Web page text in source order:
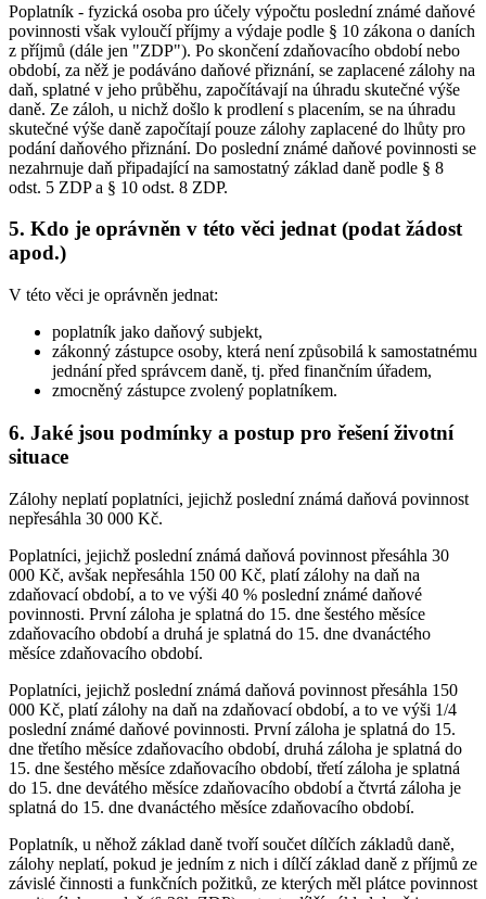
Poplatník - fyzická osoba pro účely výpočtu poslední známé daňové
povinnosti však vyloučí příjmy a výdaje podle § 10 zákona o daních
z příjmů (dále jen "ZDP"). Po skončení zdaňovacího období nebo
období, za něž je podáváno daňové přiznání, se zaplacené zálohy na
daň, splatné v jeho průběhu, započítávají na úhradu skutečné výše
daně. Ze záloh, u nichž došlo k prodlení s placením, se na úhradu
skutečné výše daně započítají pouze zálohy zaplacené do lhůty pro
podání daňového přiznání. Do poslední známé daňové povinnosti se
nezahrnuje daň připadající na samostatný základ daně podle § 8
odst. 5 ZDP a § 10 odst. 8 ZDP.
5. Kdo je oprávněn v této věci jednat (podat žádost
apod.)
V této věci je oprávněn jednat:
poplatník jako daňový subjekt,
zákonný zástupce osoby, která není způsobilá k samostatnému
jednání před správcem daně, tj. před finančním úřadem,
zmocněný zástupce zvolený poplatníkem.
6. Jaké jsou podmínky a postup pro řešení životní
situace
Zálohy neplatí poplatníci, jejichž poslední známá daňová povinnost
nepřesáhla 30 000 Kč.
Poplatníci, jejichž poslední známá daňová povinnost přesáhla 30
000 Kč, avšak nepřesáhla 150 00 Kč, platí zálohy na daň na
zdaňovací období, a to ve výši 40 % poslední známé daňové
povinnosti. První záloha je splatná do 15. dne šestého měsíce
zdaňovacího období a druhá je splatná do 15. dne dvanáctého
měsíce zdaňovacího období.
Poplatníci, jejichž poslední známá daňová povinnost přesáhla 150
000 Kč, platí zálohy na daň na zdaňovací období, a to ve výši 1/4
poslední známé daňové povinnosti. První záloha je splatná do 15.
dne třetího měsíce zdaňovacího období, druhá záloha je splatná do
15. dne šestého měsíce zdaňovacího období, třetí záloha je splatná
do 15. dne devátého měsíce zdaňovacího období a čtvrtá záloha je
splatná do 15. dne dvanáctého měsíce zdaňovacího období.
Poplatník, u něhož základ daně tvoří součet dílčích základů daně,
zálohy neplatí, pokud je jedním z nich i dílčí základ daně z příjmů ze
závislé činnosti a funkčních požitků, ze kterých měl plátce povinnost